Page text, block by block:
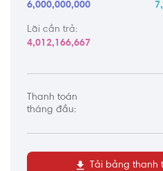
6,000,000,000
Lãi cần trả:
4,012,166,667
Thanh toán
tháng đầu:
Tải bảng thanh